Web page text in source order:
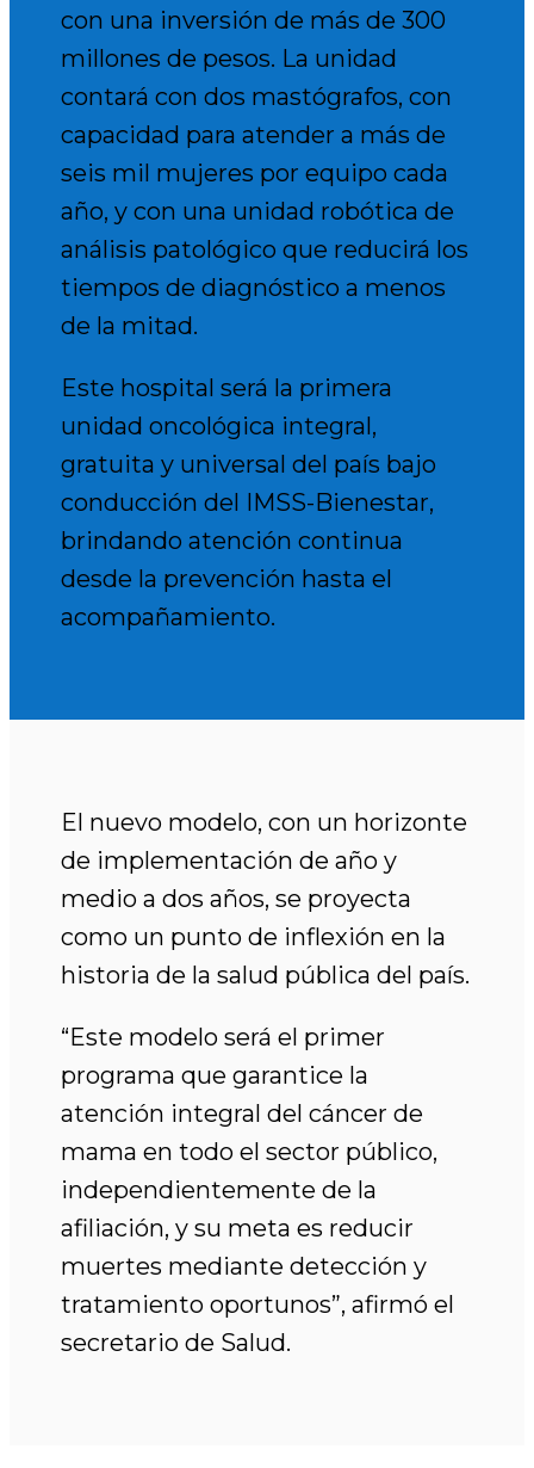
con una inversión de más de 300
millones de pesos. La unidad
contará con dos mastógrafos, con
capacidad para atender a más de
seis mil mujeres por equipo cada
año, y con una unidad robótica de
análisis patológico que reducirá los
tiempos de diagnóstico a menos
de la mitad.
Este hospital será la primera
unidad oncológica integral,
gratuita y universal del país bajo
conducción del IMSS-Bienestar,
brindando atención continua
desde la prevención hasta el
acompañamiento.
El nuevo modelo, con un horizonte
de implementación de año y
medio a dos años, se proyecta
como un punto de inflexión en la
historia de la salud pública del país.
“Este modelo será el primer
programa que garantice la
atención integral del cáncer de
mama en todo el sector público,
independientemente de la
afiliación, y su meta es reducir
muertes mediante detección y
tratamiento oportunos”, afirmó el
secretario de Salud.